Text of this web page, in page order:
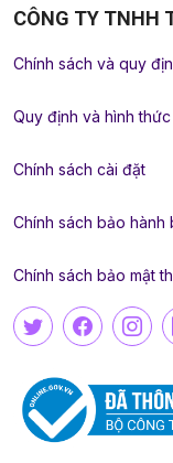
CÔNG TY TNHH
Chính sách và quy
Quy định và hình
Chính sách cài đặt
Chính sách bảo hành
Chính sách bảo mật